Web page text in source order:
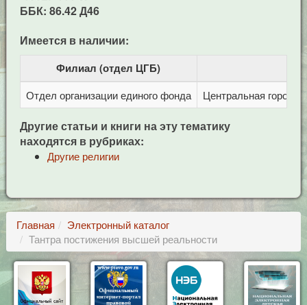
ББК: 86.42 Д46
Имеется в наличии:
Филиал (отдел ЦГБ)
Отдел организации единого фонда Центральная
Другие статьи и книги на эту тематику
находятся в рубриках:
Другие религии
Главная
Электронный каталог
Тантра постижения высшей реальности